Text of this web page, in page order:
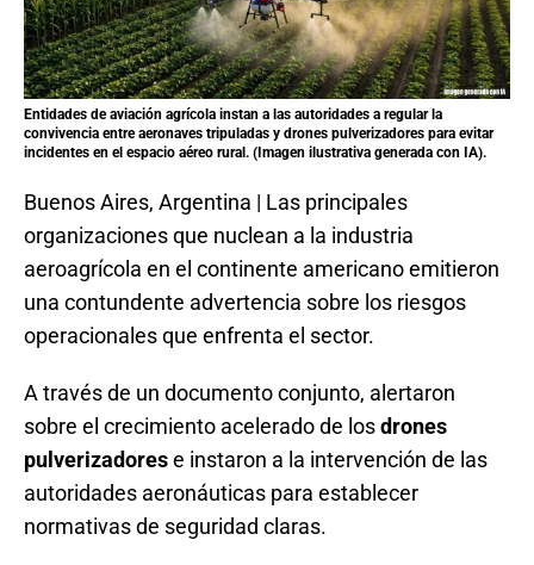
Entidades de aviación agrícola instan a las autoridades a regular la
convivencia entre aeronaves tripuladas y drones pulverizadores para evitar
incidentes en el espacio aéreo rural. (Imagen ilustrativa generada con IA).
Buenos Aires, Argentina | Las principales
organizaciones que nuclean a la industria
aeroagrícola en el continente americano emitieron
una contundente advertencia sobre los riesgos
operacionales que enfrenta el sector.
A través de un documento conjunto, alertaron
sobre el crecimiento acelerado de losdrones
pulverizadorese instaron a la intervención de las
autoridades aeronáuticas para establecer
normativas de seguridad claras.